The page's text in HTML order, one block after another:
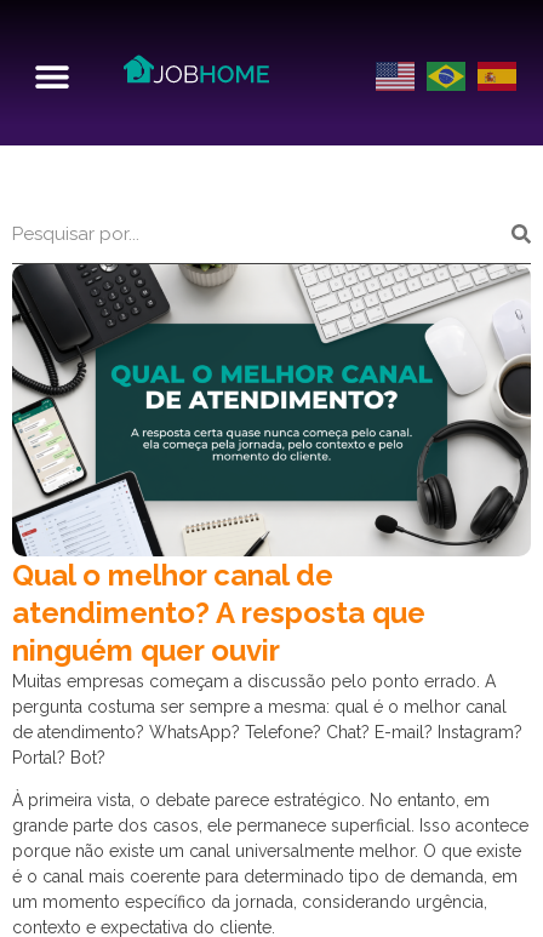
Qual o melhor canal de
atendimento? A resposta que
ninguém quer ouvir
Muitas empresas começam a discussão pelo ponto errado. A
pergunta costuma ser sempre a mesma: qual é o melhor canal
de atendimento? WhatsApp? Telefone? Chat? E-mail? Instagram?
Portal? Bot?
À primeira vista, o debate parece estratégico. No entanto, em
grande parte dos casos, ele permanece superficial. Isso acontece
porque não existe um canal universalmente melhor. O que existe
é o canal mais coerente para determinado tipo de demanda, em
um momento específico da jornada, considerando urgência,
contexto e expectativa do cliente.